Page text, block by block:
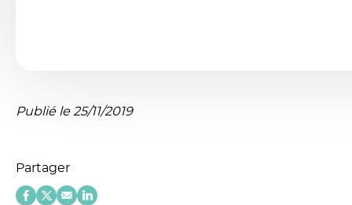
Publié le 25/11/2019
Partager